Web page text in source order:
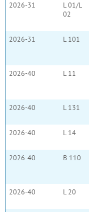
2026-31
L 01/L
02
2026-31
L 101
2026-40
L 11
2026-40 L 131
2026-40 L 14
2026-40 B 110
2026-40 L 20